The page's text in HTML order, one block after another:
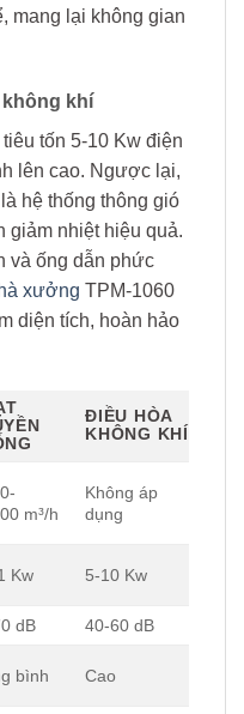
mang lại không gian
không khí
tốn 5-10 Kw điện
lên cao. Ngược lại,
hệ thống thông gió
giảm nhiệt hiệu quả.
và ống dẫn phức
xưởng TPM-1060
diện tích, hoàn hảo
ĐIỀU HÒA
KHÔNG KHÍ
m³/h
Không áp
dụng
Kw 5-10 Kw
dB 40-60 dB
bình Cao